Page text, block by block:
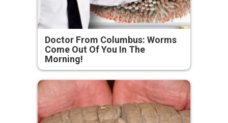
Doctor From Columbus: Worms
Come Out Of You In The
Morning!